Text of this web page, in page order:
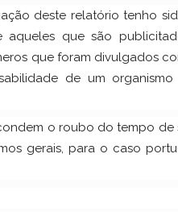
deste relatório tenho
que são
que foram divulgados
de um
o roubo do tempo de
gerais, para o caso